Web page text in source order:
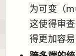
为可变（
这使得审
得更加容易